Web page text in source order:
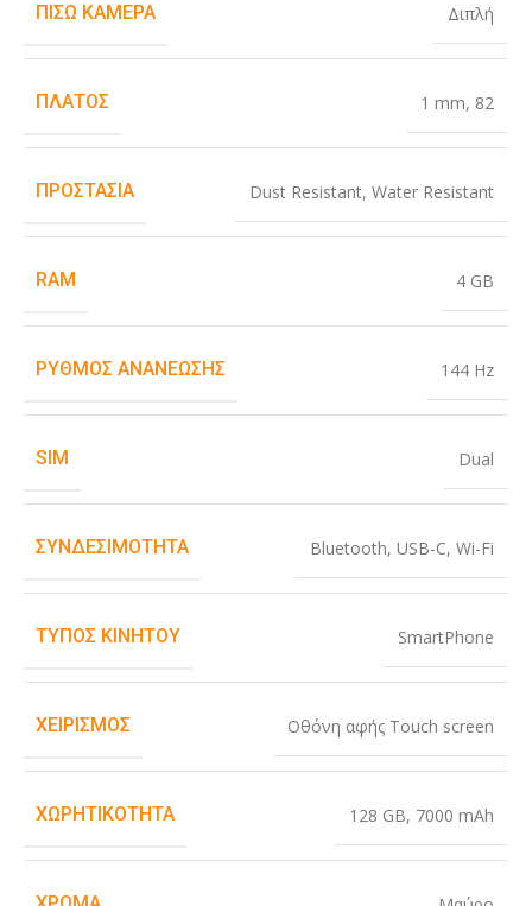
ΠΊΣΩ ΚΆΜΕΡΑ Διπλή
ΠΛΆΤΟΣ 1 mm, 82
ΠΡΟΣΤΑΣΊΑ Dust Resistant, Water Resistant
RAM 4 GB
ΡΥΘΜΌΣ ΑΝΑΝΈΩΣΗΣ 144 Hz
SIM Dual
ΣΥΝΔΕΣΙΜΌΤΗΤΑ Bluetooth, USB-C, Wi-Fi
ΤΎΠΟΣ ΚΙΝΗΤΟΎ SmartPhone
ΧΕΙΡΙΣΜΌΣ Οθόνη αφής Touch screen
ΧΩΡΗΤΙΚΌΤΗΤΑ 128 GB, 7000 mAh